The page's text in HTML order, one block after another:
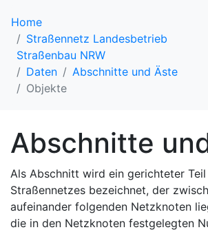
Home
Straßennetz Landesbetrieb
Straßenbau NRW
Daten
Abschnitte und Äste
Objekte
Abschnitte
Als Abschnitt wird ein gerichteter
Straßennetzes bezeichnet, der
aufeinander folgenden Netzknoten
die in den Netzknoten festgelegten